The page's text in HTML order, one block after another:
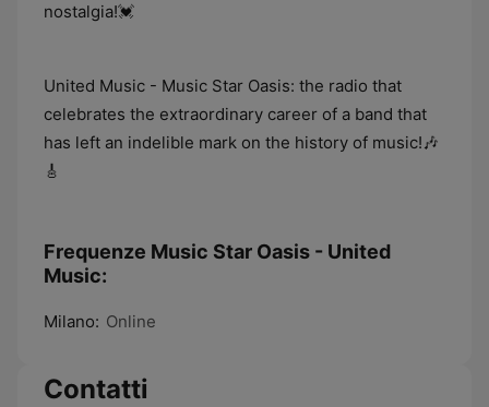
nostalgia!💓
United Music - Music Star Oasis: the radio that
celebrates the extraordinary career of a band that
has left an indelible mark on the history of music!🎶
🎸
Frequenze Music Star Oasis - United
Music:
Milano: Online
Contatti